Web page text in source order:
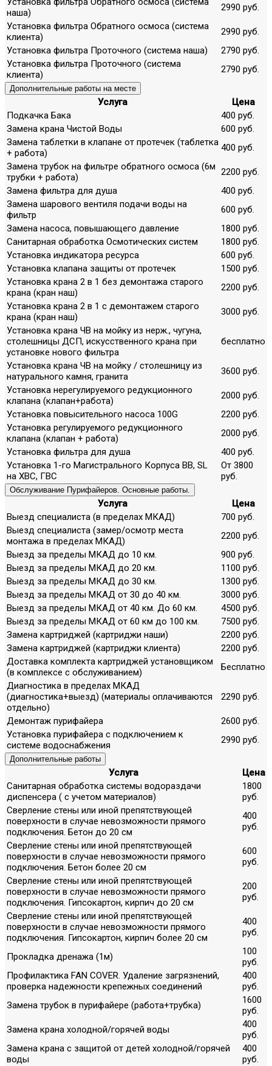
наша)
2990 руб.
Установка фильтра Обратного осмоса (система
клиента)
2990 руб.
Установка фильтра Проточного (система наша)
2790 руб.
Установка фильтра Проточного (система
клиента)
2790 руб.
Дополнительные работы на месте
Услуга
Цена
Подкачка Бака
400 руб.
Замена крана Чистой Воды
600 руб.
Замена таблетки в клапане от протечек (таблетка
+ работа)
400 руб.
Замена трубок на фильтре обратного осмоса (6м
трубки + работа)
2200 руб.
Замена фильтра для душа
400 руб.
Замена шарового вентиля подачи воды на
фильтр
600 руб.
Замена насоса, повышающего давление
1800 руб.
Санитарная обработка Осмотических систем
1800 руб.
Установка индикатора ресурса
600 руб.
Установка клапана защиты от протечек
1500 руб.
Установка крана 2 в 1 без демонтажа старого
крана (кран наш)
2200 руб.
Установка крана 2 в 1 с демонтажем старого
крана (кран наш)
3000 руб.
Установка крана ЧВ на мойку из нерж., чугуна,
столешницы ДСП, искусственного крана при
установке нового фильтра
бесплатно
Установка крана ЧВ на мойку / столешницу из
натурального камня, гранита
3600 руб.
Установка нерегулируемого редукционного
клапана (клапан+работа)
2000 руб.
Установка повысительного насоса 100G
2200 руб.
Установка регулируемого редукционного
клапана (клапан + работа)
2000 руб.
Установка фильтра для душа
400 руб.
Установка 1-го Магистрального Корпуса ВВ, SL
на ХВС, ГВС
От 3800
руб.
Обслуживание Пурифайеров. Основные работы.
Услуга
Цена
Выезд специалиста (в пределах МКАД)
700 руб.
Выезд специалиста (замер/осмотр места
монтажа в пределах МКАД)
2200 руб.
Выезд за пределы МКАД до 10 км.
900 руб.
Выезд за пределы МКАД до 20 км.
1100 руб.
Выезд за пределы МКАД до 30 км.
1300 руб.
Выезд за пределы МКАД от 30 до 40 км.
3000 руб.
Выезд за пределы МКАД от 40 км. До 60 км.
4500 руб.
Выезд за пределы МКАД от 60 км до 100 км.
7500 руб.
Замена картриджей (картриджи наши)
2200 руб.
Замена картриджей (картриджи клиента)
2200 руб.
Доставка комплекта картриджей установщиком
(в комплексе с обслуживанием)
Бесплатно
Диагностика в пределах МКАД
(диагностика+выезд) (материалы оплачиваются
отдельно)
2290 руб.
Демонтаж пурифайера
2600 руб.
Установка пурифайера с подключением к
системе водоснабжения
2990 руб.
Дополнительные работы
Услуга
Цена
Санитарная обработка системы водораздачи
диспенсера ( с учетом материалов)
1800
руб.
Сверление стены или иной препятствующей
поверхности в случае невозможности прямого
подключения. Бетон до 20 см
400
руб.
Сверление стены или иной препятствующей
поверхности в случае невозможности прямого
подключения. Бетон более 20 см
600
руб.
Сверление стены или иной препятствующей
поверхности в случае невозможности прямого
подключения. Гипсокартон, кирпич до 20 см
200
руб.
Сверление стены или иной препятствующей
поверхности в случае невозможности прямого
подключения. Гипсокартон, кирпич более 20 см
400
руб.
Прокладка дренажа (1м)
100
руб.
Профилактика FAN COVER. Удаление загрязнений,
проверка надежности крепежных соединений
400
руб.
Замена трубок в пурифайере (работа+трубка)
1600
руб.
Замена крана холодной/горячей воды
400
руб.
Замена крана с защитой от детей холодной/горячей
воды
400
руб.